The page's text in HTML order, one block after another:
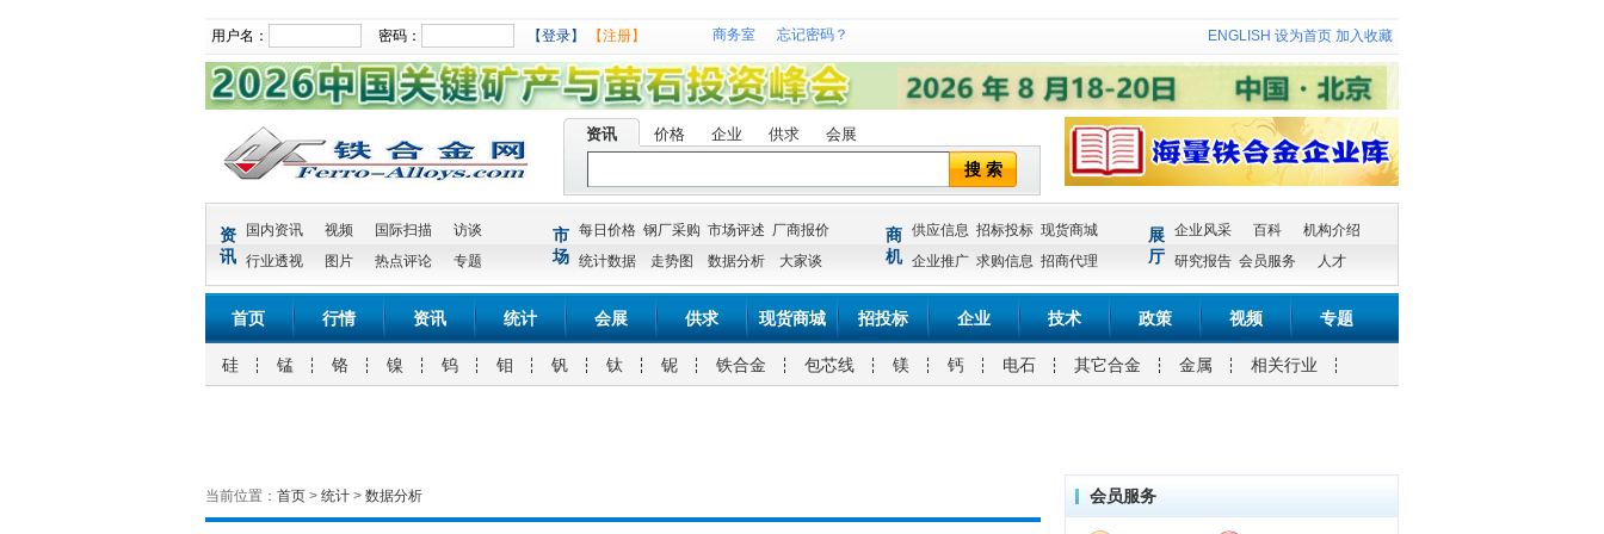
用户名： 密码： 【登录】 【注册】 商务室 忘记密码？ ENGLISH 设为首页 加入收藏
资讯 价格 企业 供求 会展
搜 索
资
讯
国内资讯 视频 国际扫描
访谈
行业透视
图片 热点评论 专题
市
场
每日价格 钢厂采购 市场评述 厂商报价
统计数据
走势图 数据分析 大家谈
商
机
供应信息 招标投标 现货商城
企业推广 求购信息 招商代理
展
厅
企业风采 百科
机构介绍
研究报告 会员服务 人才
首页 行情 资讯 统计 会展 供求 现货商城 招投标 企业 技术 政策 视频 专题
硅 锰 铬 镍 钨 钼 钒 钛 铌 铁合金 包芯线 镁 钙 电石 其它合金 金属 相关行业
当前位置： 首页 > 统计 > 数据分析 会员服务